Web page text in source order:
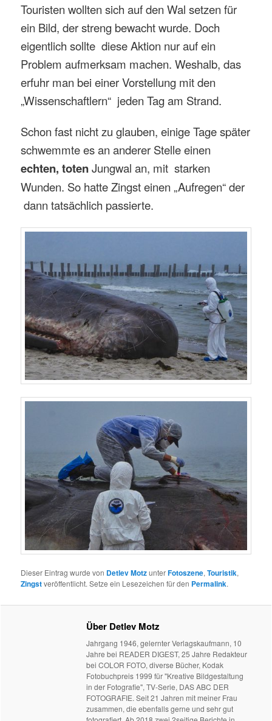
Touristen wollten sich auf den Wal setzen für
ein Bild, der streng bewacht wurde. Doch
eigentlich sollte diese Aktion nur auf ein
Problem aufmerksam machen. Weshalb, das
erfuhr man bei einer Vorstellung mit den
„Wissenschaftlern“ jeden Tag am Strand.
Schon fast nicht zu glauben, einige Tage später
schwemmte es an anderer Stelle einen
echten, totenJungwal an, mit starken
Wunden. So hatte Zingst einen „Aufregen“ der
dann tatsächlich passierte.
Dieser Eintrag wurde von Detlev MotzunterFotoszene,Touristik,
Zingstveröffentlicht. Setze ein Lesezeichen für den Permalink.
Über Detlev Motz
Jahrgang 1946, gelernter Verlagskaufmann, 10
Jahre bei READER DIGEST, 25 Jahre Redakteur
bei COLOR FOTO, diverse Bücher, Kodak
Fotobuchpreis 1999 für "Kreative Bildgestaltung
in der Fotografie", TV-Serie, DAS ABC DER
FOTOGRAFIE. Seit 21 Jahren mit meiner Frau
zusammen, die ebenfalls gerne und sehr gut